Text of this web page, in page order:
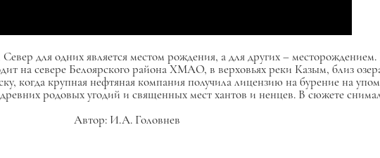
для одних является местом рождения, а для других – месторождением.
на севере Белоярского района ХМАО, в верховьях реки Казым, близ
когда крупная нефтяная компания получила лицензию на бурение на
родовых угодий и священных мест хантов и ненцев. В сюжете
Автор: И.А. Головнев